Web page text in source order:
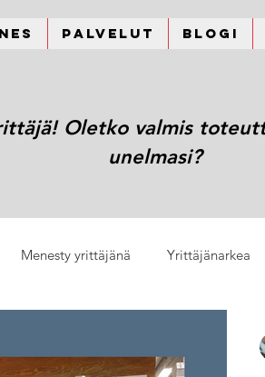
Palvelut Blogi
Oletko valmis
unelmasi?
Menesty yrittäjänä Yrittäjänarkea